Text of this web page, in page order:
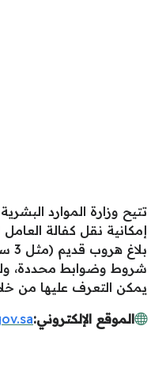
تتيح وزارة الموارد
إمكانية نقل كفالة
شروط وضوابط محددة،
يمكن التعرف عليها من
الموقع الإلكتروني: